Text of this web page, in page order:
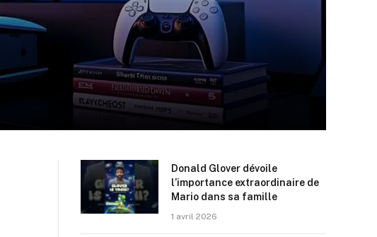
Donald Glover dévoile
l’importance extraordinaire de
Mario dans sa famille
1 avril 2026